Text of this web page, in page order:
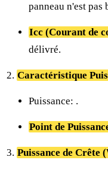
panneau n'est pas
Icc (Courant de
délivré.
Caractéristique
Puissance: .
Point de
Puissance de Crête